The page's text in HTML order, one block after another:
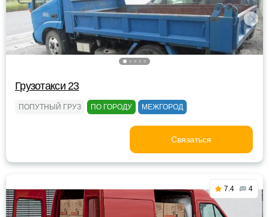
Грузотакси 23
ПОПУТНЫЙ ГРУЗ ПО ГОРОДУ МЕЖГОРОД
Связаться
7.4 4